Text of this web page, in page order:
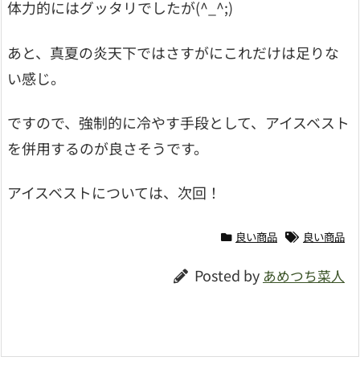
体力的にはグッタリでしたが(^_^;)
あと、真夏の炎天下ではさすがにこれだけは足りな
い感じ。
ですので、強制的に冷やす手段として、アイスベスト
を併用するのが良さそうです。
アイスベストについては、次回！
良い商品 良い商品
Posted by あめつち菜人